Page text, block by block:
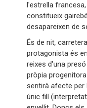
l'estrella
constitueix
desapareixen de
És de nit,
protagonista és
reixes d'una
pròpia
sentirà afecte per
únic fill